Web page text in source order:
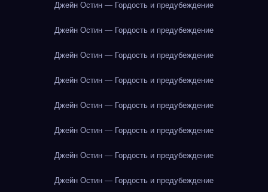
Джейн Остин — Гордость и предубеждение
Джейн Остин — Гордость и предубеждение
Джейн Остин — Гордость и предубеждение
Джейн Остин — Гордость и предубеждение
Джейн Остин — Гордость и предубеждение
Джейн Остин — Гордость и предубеждение
Джейн Остин — Гордость и предубеждение
Джейн Остин — Гордость и предубеждение